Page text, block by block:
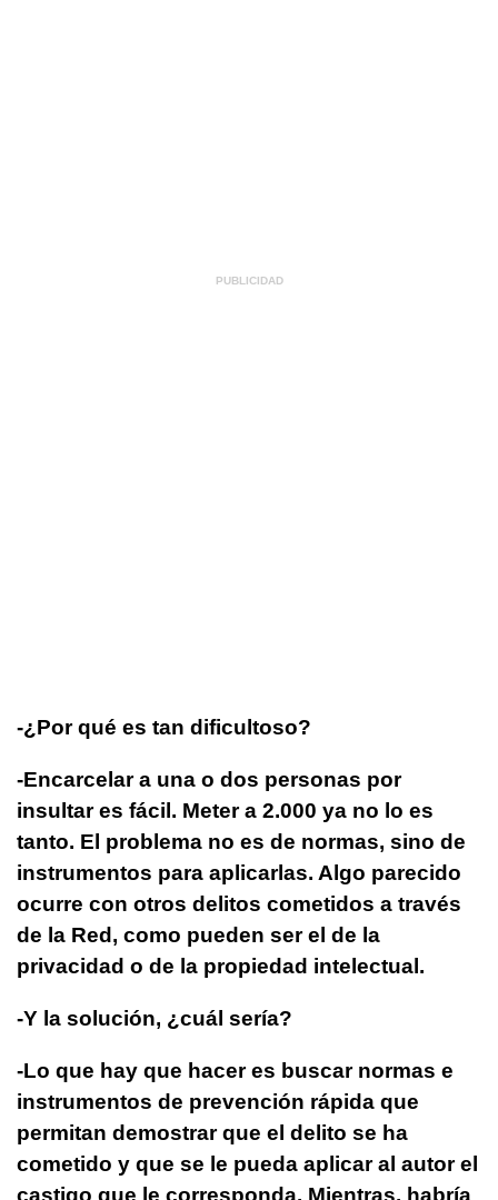
-¿Por qué es tan dificultoso?
-Encarcelar a una o dos personas por
insultar es fácil. Meter a 2.000 ya no lo es
tanto. El problema no es de normas, sino de
instrumentos para aplicarlas. Algo parecido
ocurre con otros delitos cometidos a través
de la Red, como pueden ser el de la
privacidad o de la propiedad intelectual.
-Y la solución, ¿cuál sería?
-Lo que hay que hacer es buscar normas e
instrumentos de prevención rápida que
permitan demostrar que el delito se ha
cometido y que se le pueda aplicar al autor el
castigo que le corresponda. Mientras, habría